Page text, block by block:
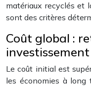
matériaux recyclés et
sont des critères
Coût global :
investissement
Le coût initial est
les économies à long